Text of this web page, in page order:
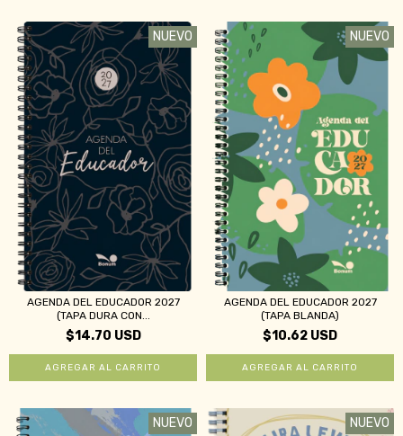
NUEVO
AGENDA DEL EDUCADOR 2027
(TAPA DURA CON...
$14.70 USD
NUEVO
AGENDA DEL EDUCADOR 2027
(TAPA BLANDA)
$10.62 USD
NUEVO NUEVO